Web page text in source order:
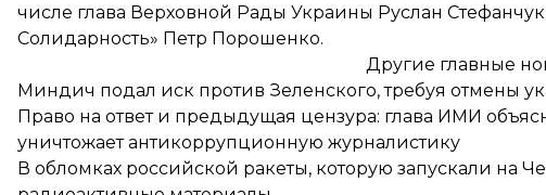
числе глава Верховной Рады Украины Руслан
Солидарность» Петр Порошенко.
Другие главные
Миндич подал иск против Зеленского, требуя отмены
Право на ответ и предыдущая цензура: глава ИМИ
уничтожает антикоррупционную журналистику
В обломках российской ракеты, которую запускали на